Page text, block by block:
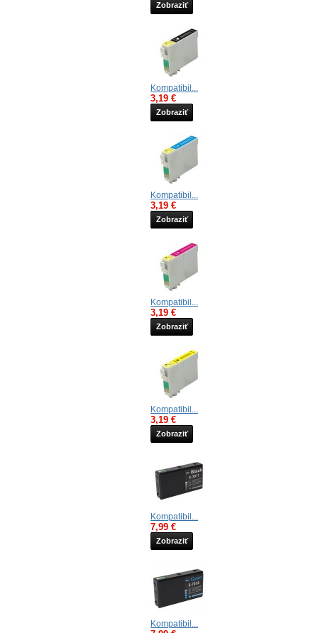
Zobraziť
Kompatibil...
3,19 €
Zobraziť
Kompatibil...
3,19 €
Zobraziť
Kompatibil...
3,19 €
Zobraziť
Kompatibil...
3,19 €
Zobraziť
Kompatibil...
7,99 €
Zobraziť
Kompatibil...